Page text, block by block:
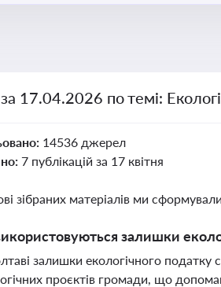
17.04.2026 по темі:
14536 джерел
7 публікацій за 17 квітня
зібраних матеріалів ми
залишки
залишки екологічного податку
проєктів громади, що